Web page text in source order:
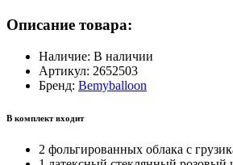
Описание товара:
Наличие: В наличии
Артикул: 2652503
Бренд: Bemyballoon
В комплект входит
2 фольгированных облака с